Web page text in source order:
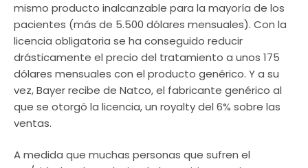
mismo producto inalcanzable para la mayoría de los
pacientes (más de 5.500 dólares mensuales). Con la
licencia obligatoria se ha conseguido reducir
drásticamente el precio del tratamiento a unos 175
dólares mensuales con el producto genérico. Y a su
vez, Bayer recibe de Natco, el fabricante genérico al
que se otorgó la licencia, un royalty del 6% sobre las
ventas.
A medida que muchas personas que sufren el